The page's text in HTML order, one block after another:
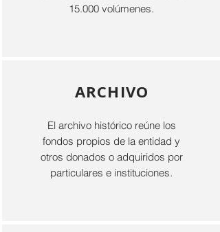
15.000 volúmenes.
ARCHIVO
El archivo histórico reúne los
fondos propios de la entidad y
otros donados o adquiridos por
particulares e instituciones.